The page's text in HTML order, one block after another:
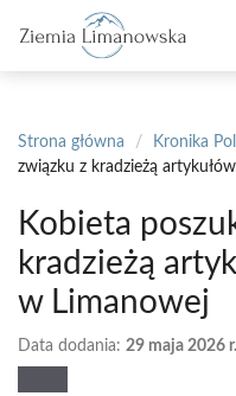
treści
Strona główna / Kronika
związku z kradzieżą
Kobieta
kradzieżą
w Limanowej
Data dodania: 29 maja 2026 r.